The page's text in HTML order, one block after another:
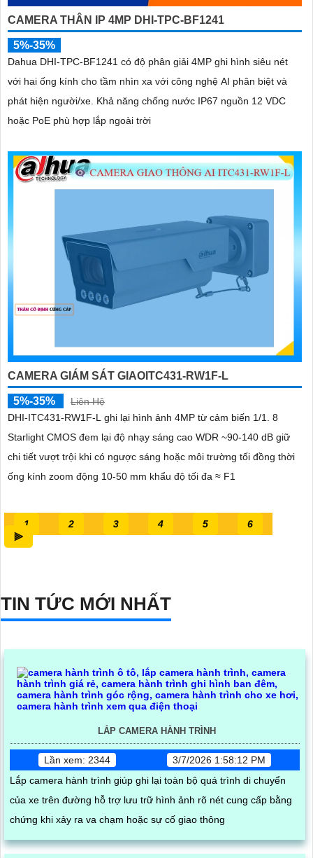
CAMERA THÂN IP 4MP DHI-TPC-BF1241
5%-35%
Dahua DHI-TPC-BF1241 có độ phân giải 4MP ghi hình siêu nét
với hai ống kính cho tầm nhìn xa với công nghệ AI phân biệt và
phát hiện người/xe. Khả năng chống nước IP67 nguồn 12 VDC
hoặc PoE phù hợp lắp ngoài trời
CAMERA GIÁM SÁT GIAOITC431-RW1F-L
5%-35%
Liên Hệ
DHI-ITC431-RW1F-L ghi lại hình ảnh 4MP từ cảm biến 1/1. 8
Starlight CMOS đem lại độ nhạy sáng cao WDR ~90-140 dB giữ
chi tiết vượt trội khi có ngược sáng hoặc môi trường tối đồng thời
ống kính zoom động 10-50 mm khẩu độ tối đa ≈ F1
1 2 3 4 5
6
⫸
TIN TỨC MỚI NHẤT
LẮP CAMERA HÀNH TRÌNH
Lần xem: 2344
3/7/2026 1:58:12 PM
Lắp camera hành trình giúp ghi lại toàn bộ quá trình di chuyển
của xe trên đường hỗ trợ lưu trữ hình ảnh rõ nét cung cấp bằng
chứng khi xảy ra va chạm hoặc sự cố giao thông